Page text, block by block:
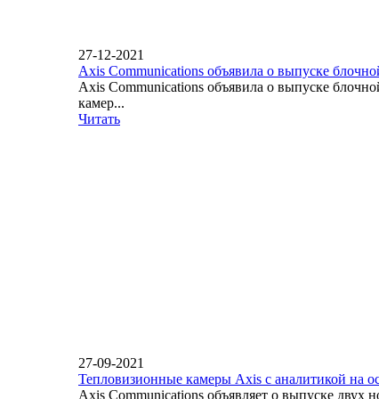
27-12-2021
Axis Communications объявила о выпуске
Axis Communications объявила о выпуске
камер...
Читать
27-09-2021
Тепловизионные камеры Axis с аналитикой на
Axis Communications объявляет о выпуске